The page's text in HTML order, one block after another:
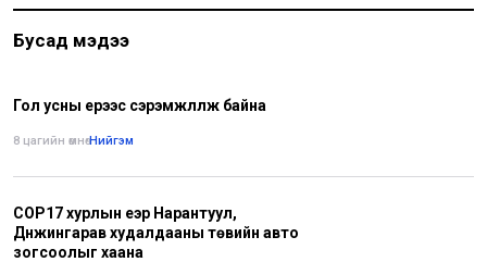
Бусад мэдээ
Гол усны үерээс сэрэмжлүүлж байна
8 цагийн өмнө•Нийгэм
COP17 хурлын үеэр Нарантуул,
Дүнжингарав худалдааны төвийн авто
зогсоолыг хаана